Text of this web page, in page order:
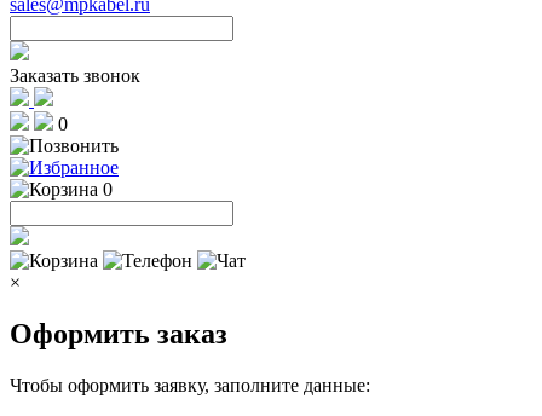
sales@mpkabel.ru
Заказать звонок
0
0
×
Оформить заказ
Чтобы оформить заявку, заполните данные: